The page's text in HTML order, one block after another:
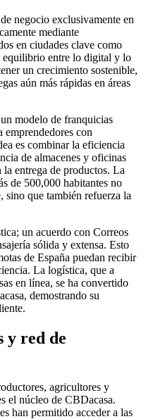
negocio exclusivamente en
mediante
en ciudades clave como
entre lo digital y lo
un crecimiento sostenible,
aún más rápidas en áreas
modelo de franquicias
emprendedores con
es combinar la eficiencia
de almacenes y oficinas
entrega de productos. La
de 500,000 habitantes no
sino que también refuerza la
un acuerdo con Correos
sólida y extensa. Esto
de España puedan recibir
La logística, que a
en línea, se ha convertido
demostrando su
y red de
agricultores y
el núcleo de CBDacasa.
han permitido acceder a las